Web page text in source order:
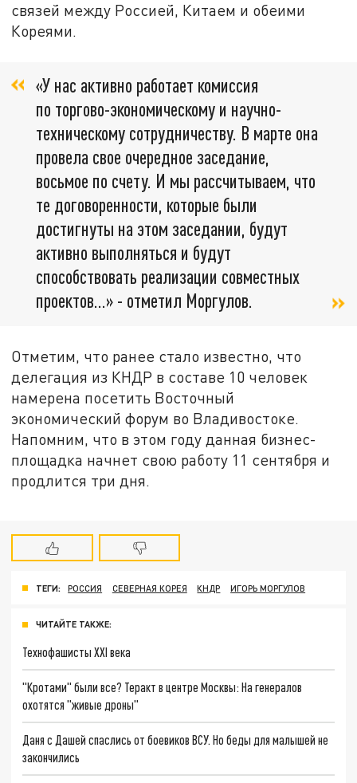
связей между Россией, Китаем и обеими
Кореями.
«У нас активно работает комиссия
по торгово-экономическому и научно-
техническому сотрудничеству. В марте она
провела свое очередное заседание,
восьмое по счету. И мы рассчитываем, что
те договоренности, которые были
достигнуты на этом заседании, будут
активно выполняться и будут
способствовать реализации совместных
проектов...» - отметил Моргулов.
Отметим, что ранее стало известно, что
делегация из КНДР в составе 10 человек
намерена посетить Восточный
экономический форум во Владивостоке.
Напомним, что в этом году данная бизнес-
площадка начнет свою работу 11 сентября и
продлится три дня.
ТЕГИ: РОССИЯ СЕВЕРНАЯ КОРЕЯ КНДР ИГОРЬ МОРГУЛОВ
ЧИТАЙТЕ ТАКЖЕ:
Технофашисты XXI века
"Кротами" были все? Теракт в центре Москвы: На генералов
охотятся "живые дроны"
Даня с Дашей спаслись от боевиков ВСУ. Но беды для малышей не
закончились